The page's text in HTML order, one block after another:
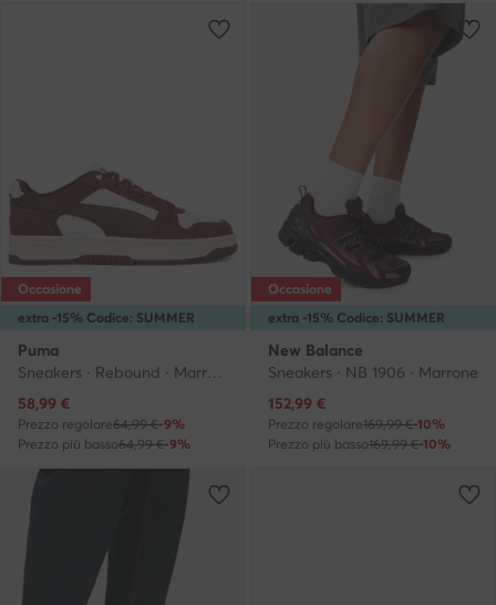
extra -15% Codice: SUMMER
Occasione
Puma
Sneakers · Rebound · Marrone
Prezzo attuale
58,99 €
Prezzo regolare64,99 €-9%
Prezzo più basso64,99 €-9%
extra -15% Codice: SUMMER
Occasione
New Balance
Sneakers · NB 1906 · Marrone
Prezzo attuale
152,99 €
Prezzo regolare169,99 €-10%
Prezzo più basso169,99 €-10%